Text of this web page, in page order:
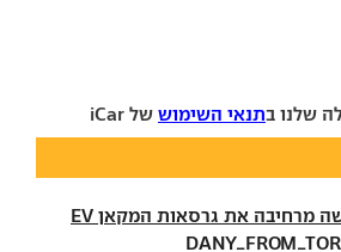
שלנו בתנאי השימוש של iCar